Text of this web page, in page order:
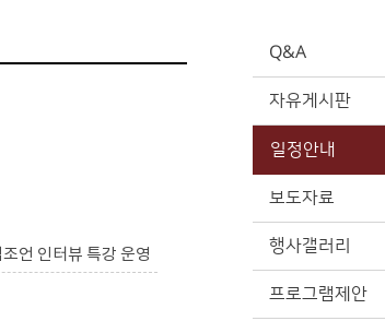
Q&A
자유게시판
일정안내
보도자료
행사갤러리
프로그램제안
언 인터뷰 특강 운영